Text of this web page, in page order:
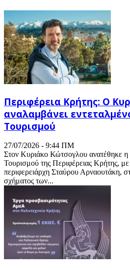
Περιφέρεια Κρήτης: Ο
αναλαμβάνει
Τουρισμού
27/07/2026 - 9:44 ΠΜ
Στον Κυριάκο Κώτσογλου ανατέθηκε η
Τουρισμού της Περιφέρειας Κρήτης,
περιφερειάρχη Σταύρου Αρναουτάκη,
σχήματος των...